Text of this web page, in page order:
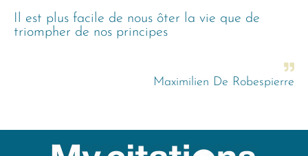
Il est plus facile de nous ôter la vie que de
triompher de nos principes
Maximilien De Robespierre